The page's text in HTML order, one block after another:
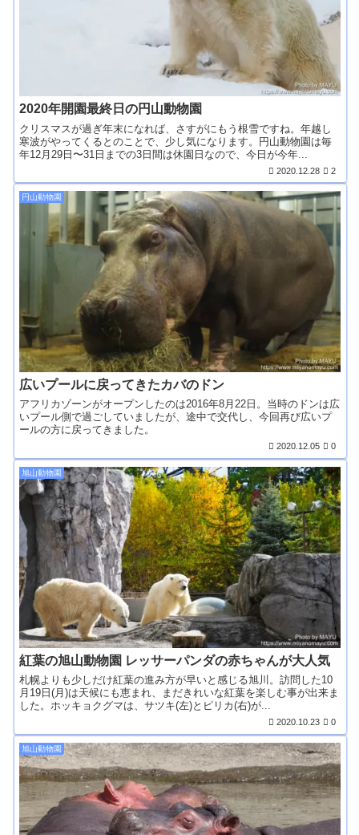
2020年開園最終日の円山動物園
クリスマスが過ぎ年末になれば、さすがにもう根雪ですね。年越し
寒波がやってくるとのことで、少し気になります。円山動物園は毎
年12月29日〜31日までの3日間は休園日なので、今日が今年...
2020.12.28 2
円山動物園
広いプールに戻ってきたカバのドン
アフリカゾーンがオープンしたのは2016年8月22日。当時のドンは広
いプール側で過ごしていましたが、途中で交代し、今回再び広いプ
ールの方に戻ってきました。
2020.12.05 0
旭山動物園
紅葉の旭山動物園 レッサーパンダの赤ちゃんが大人気
札幌よりも少しだけ紅葉の進み方が早いと感じる旭川。訪問した10
月19日(月)は天候にも恵まれ、まだきれいな紅葉を楽しむ事が出来ま
した。ホッキョクグマは、サツキ(左)とピリカ(右)が...
2020.10.23 0
旭山動物園